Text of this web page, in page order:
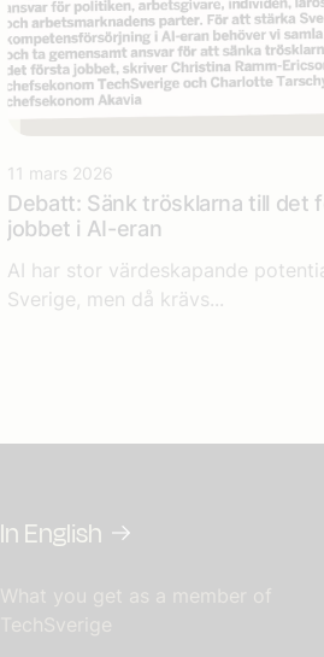
11 mars 2026
Debatt: Sänk trösklarna till det
jobbet i AI-eran
AI har stor värdeskapande
Sverige, men då krävs...
In English
What you get as a member of
TechSverige